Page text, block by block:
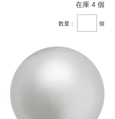
在庫 4 個
数量： 個